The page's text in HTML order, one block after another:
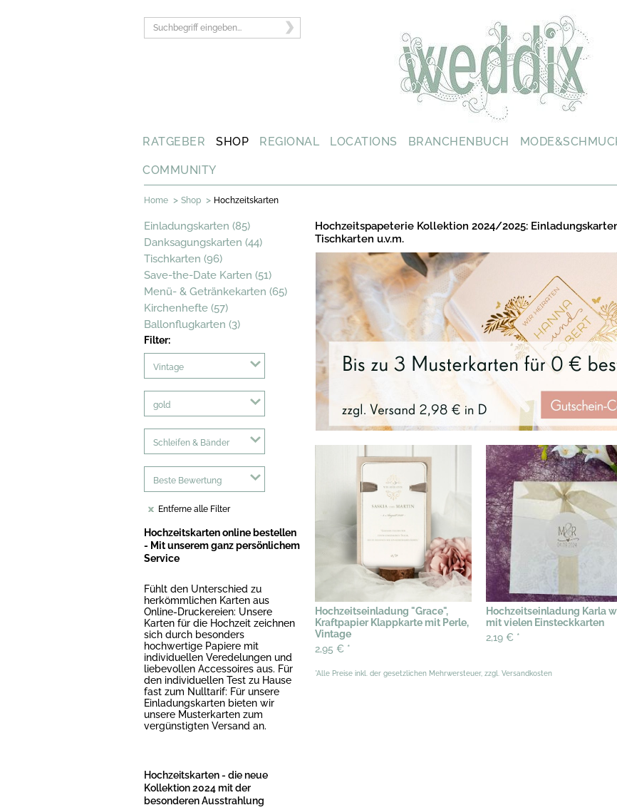
RATGEBER SHOP REGIONAL LOCATIONS BRANCHENBUCH
COMMUNITY
Home > Shop > Hochzeitskarten
Einladungskarten (85)
Danksagungskarten (44)
Tischkarten (96)
Save-the-Date Karten (51)
Menü- & Getränkekarten (65)
Kirchenhefte (57)
Ballonflugkarten (3)
Filter:
Vintage
gold
Schleifen & Bänder
Beste Bewertung
Entferne alle Filter
Hochzeitskarten online bestellen
- Mit unserem ganz persönlichem
Service
Fühlt den Unterschied zu
herkömmlichen Karten aus
Online-Druckereien: Unsere
Karten für die Hochzeit zeichnen
sich durch besonders
hochwertige Papiere mit
individuellen Veredelungen und
liebevollen Accessoires aus. Für
den individuellen Test zu Hause
fast zum Nulltarif: Für unsere
Einladungskarten bieten wir
unsere Musterkarten zum
vergünstigten Versand an.
Hochzeitskarten - die neue
Kollektion 2024 mit der
besonderen Ausstrahlung
Hochzeitspapeterie Kollektion 2024/2025:
Tischkarten u.v.m.
Hochzeitseinladung "Grace",
Kraftpapier Klappkarte mit Perle,
Vintage
2,95 € *
Hochzeitseinladung Karla
mit vielen Einsteckkarten
2,19 € *
*Alle Preise inkl. der gesetzlichen Mehrwersteuer, zzgl. Versandkosten